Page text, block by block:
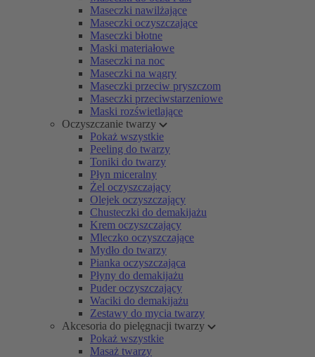
Maseczki nawilżające
Maseczki oczyszczające
Maseczki błotne
Maski materiałowe
Maseczki na noc
Maseczki na wągry
Maseczki przeciw pryszczom
Maseczki przeciwstarzeniowe
Maski rozświetlające
Oczyszczanie twarzy
Pokaż wszystkie
Peeling do twarzy
Toniki do twarzy
Płyn miceralny
Żel oczyszczający
Olejek oczyszczający
Chusteczki do demakijażu
Krem oczyszczający
Mleczko oczyszczające
Mydło do twarzy
Pianka oczyszczająca
Płyny do demakijażu
Puder oczyszczający
Waciki do demakijażu
Zestawy do mycia twarzy
Akcesoria do pielęgnacji twarzy
Pokaż wszystkie
Masaż twarzy